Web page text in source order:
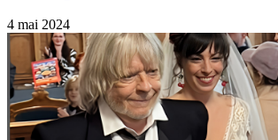
4 mai 2024